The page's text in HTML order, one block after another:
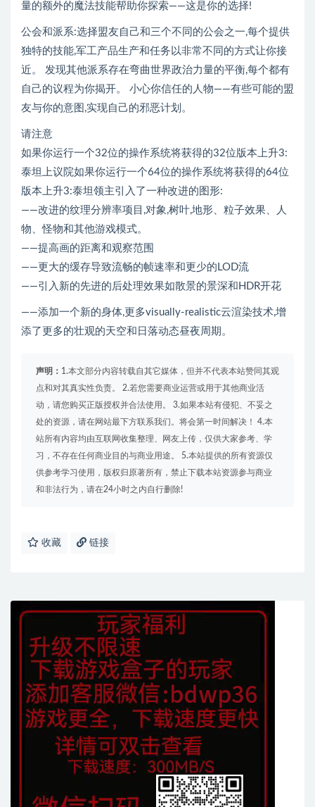
量的额外的魔法技能帮助你探索——这是你的选择!
公会和派系:选择盟友自己和三个不同的公会之一,每个提供
独特的技能,军工产品生产和任务以非常不同的方式让你接
近。 发现其他派系存在弯曲世界政治力量的平衡,每个都有
自己的议程为你揭开。 小心你信任的人物——有些可能的盟
友与你的意图,实现自己的邪恶计划。
请注意
如果你运行一个32位的操作系统将获得的32位版本上升3:
泰坦上议院如果你运行一个64位的操作系统将获得的64位
版本上升3:泰坦领主引入了一种改进的图形:
——改进的纹理分辨率项目,对象,树叶,地形、粒子效果、人
物、怪物和其他游戏模式。
——提高画的距离和观察范围
——更大的缓存导致流畅的帧速率和更少的LOD流
——引入新的先进的后处理效果如散景的景深和HDR开花
——添加一个新的身体,更多visually-realistic云渲染技术,增
添了更多的壮观的天空和日落动态昼夜周期。
声明： 1.本文部分内容转载自其它媒体，但并不代表本站赞同其观
点和对其真实性负责。 2.若您需要商业运营或用于其他商业活
动，请您购买正版授权并合法使用。 3.如果本站有侵犯、不妥之
处的资源，请在网站最下方联系我们。将会第一时间解决！ 4.本
站所有内容均由互联网收集整理、网友上传，仅供大家参考、学
习，不存在任何商业目的与商业用途。 5.本站提供的所有资源仅
供参考学习使用，版权归原著所有，禁止下载本站资源参与商业
和非法行为，请在24小时之内自行删除!
收藏 链接